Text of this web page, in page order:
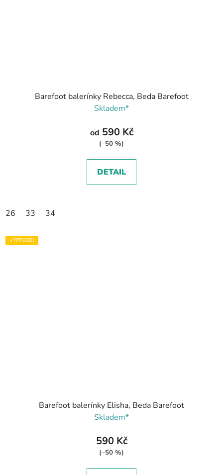
Barefoot balerínky Rebecca, Beda Barefoot
Skladem*
od 590 Kč
(–50 %)
DETAIL
26 33 34
VÝPRODEJ
Barefoot balerínky Elisha, Beda Barefoot
Skladem*
590 Kč
(–50 %)